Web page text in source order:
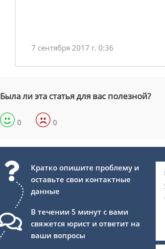
7 сентября 2017 г. 0:36
Была ли эта статья для вас полезной?
0 0
Кратко опишите проблему и
оставьте свои контактные
данные
В течении 5 минут с вами
свяжется юрист и ответит на
ваши вопросы